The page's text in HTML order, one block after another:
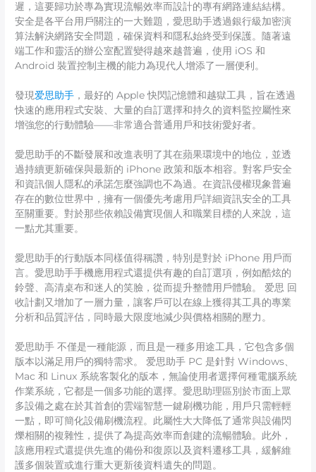
遲，這要歸功於專為實現流暢效率而設計的專有網路連結結構。
安全是各平台用戶關注的一大難題，愛思助手透過銀行級加密演
算法解決網路安全問題，確保資料和隱私始終受到保護。隨著遠
端工作和靈活的辦公室配置變得越來越普遍，使用 iOS 和
Android 裝置控制主機的能力為現代人增添了一層便利。
發現爱思助手 ，最好的 Apple 快閃記憶體和越獄工具，旨在透過
快速的應用程式安裝、大量的自訂選擇和持久的資料監控屬性來
增強您的行動體驗——非常適合普通用戶和技術愛好者。
愛思助手的不斷發展和改進表明了其在蘋果環境中的地位，並透
過持續更新確保與最新的 iPhone 政策和版本相容。對客戶安全
和資訊個人隱私的承諾怎麼強調也不為過。在資訊侵權現象普遍
存在的數位世界中，擁有一個優先考慮用戶詳細資訊安全的工具
至關重要。對於那些依賴設備實現個人和職業目標的人來說，這
一點尤其重要。
愛思助手的行動版本同樣值得稱讚，特別是對於 iPhone 用戶而
言。愛思助手手機應用程式還提供有趣的自訂選項，例如酷炫的
鈴聲、高清桌布和迷人的笑臉，從而提升整體用戶體驗。 爱思 回
收計劃又增加了一層力量，讓客戶可以在線上獲得其工具的專業
分析和品質評估，同時最大限度地減少與價格相關的壓力。
爱思助手 不僅是一種能源，而且是一種多用途工具，它包含多個
版本以滿足用戶的獨特需求。 爱思助手 PC 是針對 Windows、
Mac 和 Linux 系統客製化的版本，無論使用者選擇何種電腦系統
作業系統，它都是一個多功能的選擇。愛思助理區別於市面上眾
多設備之處在於其首創的雲端智慧一鍵刷機功能，用戶只需輕輕
一點，即可簡化設備刷機流程。此屬性大大降低了通常與設備閃
爍相關的複雜性，提供了為提高效率而創建的流暢體驗。此外，
該應用程式還提供先進的備份和復原以及資料遷移工具，緩解維
護多個裝置或進行重大更新後資料遺失的問題。